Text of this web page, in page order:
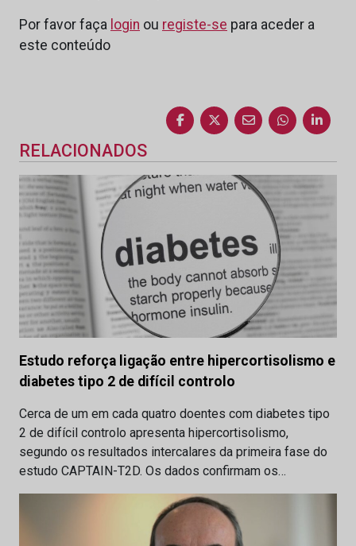
Por favor faça login ou registe-se para aceder a
este conteúdo
RELACIONADOS
Estudo reforça ligação entre hipercortisolismo e
diabetes tipo 2 de difícil controlo
Cerca de um em cada quatro doentes com diabetes tipo
2 de difícil controlo apresenta hipercortisolismo,
segundo os resultados intercalares da primeira fase do
estudo CAPTAIN-T2D. Os dados confirmam os…